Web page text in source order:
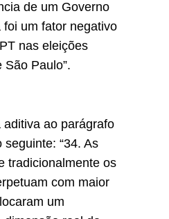
de um Governo
um fator negativo
nas eleições
Paulo”.
ao parágrafo
“34. As
tradicionalmente os
com maior
um